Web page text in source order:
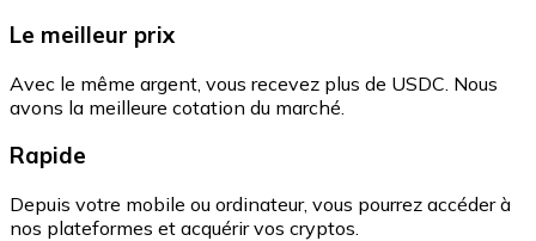
Le meilleur prix
Avec le même argent, vous recevez plus de USDC. Nous
avons la meilleure cotation du marché.
Rapide
Depuis votre mobile ou ordinateur, vous pourrez accéder à
nos plateformes et acquérir vos cryptos.